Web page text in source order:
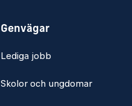
Genvägar
Lediga jobb
Skolor och ungdomar